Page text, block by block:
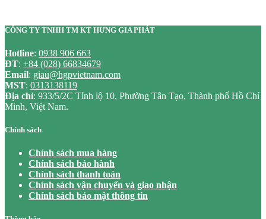
CÔNG TY TNHH TM KT HƯNG GIA PHÁT
Hotline: 0938 906 663
ĐT: +84 (028) 66834679
Email: giau@hgpvietnam.com
MST: 0313138119
Địa chỉ: 933/5/2C Tỉnh lộ 10, Phường Tân Tạo, Thành phố Hồ Chí
Minh, Việt Nam.
Chính sách
Chính sách mua hàng
Chính sách bảo hành
Chính sách thanh toán
Chính sách vận chuyển và giao nhận
Chính sách bảo mật thông tin